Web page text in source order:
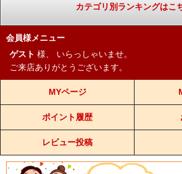
カテゴリ別ランキングはこ
会員様メニュー
ゲスト 様、
いらっしゃいませ。
ご来店ありがとうございます。
MYページ
ポイント履歴
レビュー投稿